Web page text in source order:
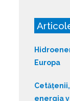
Europa
energia